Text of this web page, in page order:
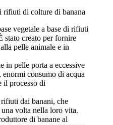
rifiuti di colture di banana
vegetale a base di rifiuti
stato creato per fornire
pelle animale e in
in pelle porta a eccessive
consumo di acqua
il processo di
dai banani, che
volta nella loro vita.
di banane al